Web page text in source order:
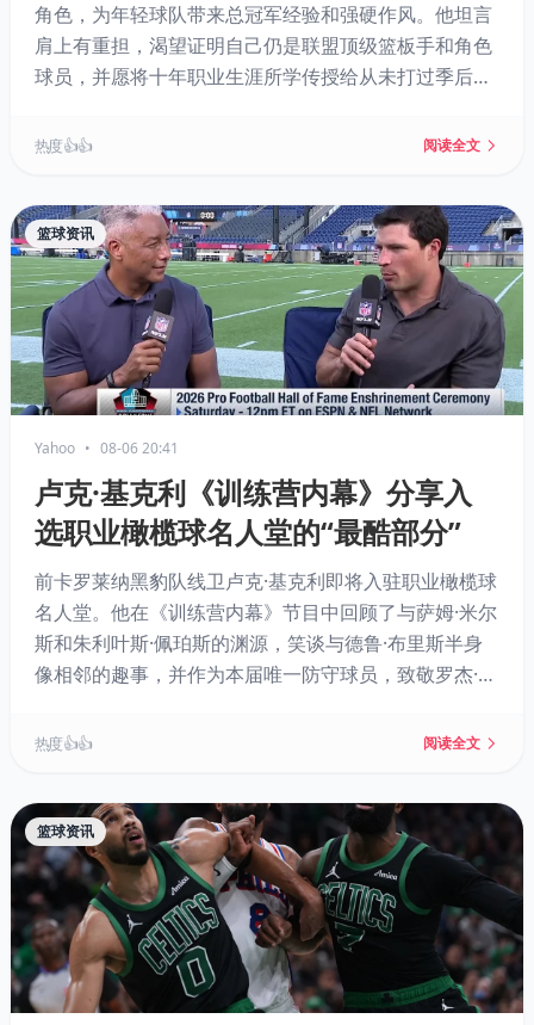
角色，为年轻球队带来总冠军经验和强硬作风。他坦言
肩上有重担，渴望证明自己仍是联盟顶级篮板手和角色
球员，并愿将十年职业生涯所学传授给从未打过季后赛
升湖人板凳深度。
热度 👍👍 阅读全文
篮球资讯
Yahoo • 08-06 20:41
卢克·基克利《训练营内幕》分享入
选职业橄榄球名人堂的“最酷部分”
前卡罗莱纳黑豹队线卫卢克·基克利即将入驻职业橄榄球
名人堂。他在《训练营内幕》节目中回顾了与萨姆·米尔
斯和朱利叶斯·佩珀斯的渊源，笑谈与德鲁·布里斯半身
像相邻的趣事，并作为本届唯一防守球员，致敬罗杰·克
热度 👍👍 阅读全文
篮球资讯